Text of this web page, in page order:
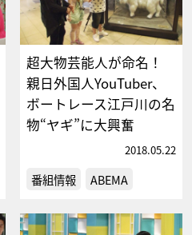
超大物芸能人が命名！
親日外国人YouTuber、
ボートレース江戸川の名
物“ヤギ”に大興奮
2018.05.22
番組情報 ABEMA